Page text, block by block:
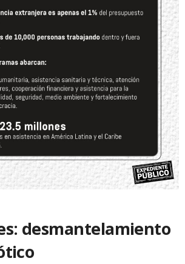
desmantelamiento